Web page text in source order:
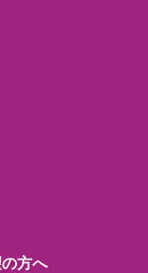
方へ